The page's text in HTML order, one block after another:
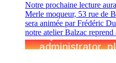
Notre prochaine lecture
Merle moqueur, 53 rue de
sera animée par Frédéric
notre atelier Balzac reprend